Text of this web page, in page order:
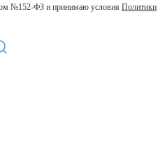
№152-ФЗ и принимаю условия Политики